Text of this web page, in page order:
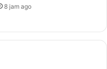
8 jam ago